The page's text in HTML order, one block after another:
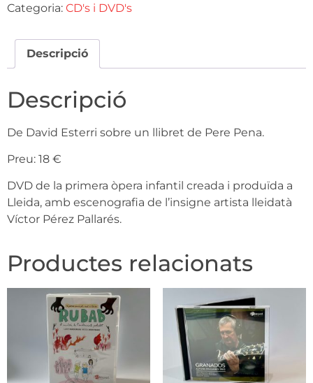
Categoria: CD's i DVD's
Descripció
Descripció
De David Esterri sobre un llibret de Pere Pena.
Preu: 18 €
DVD de la primera òpera infantil creada i produïda a
Lleida, amb escenografia de l’insigne artista lleidatà
Víctor Pérez Pallarés.
Productes relacionats